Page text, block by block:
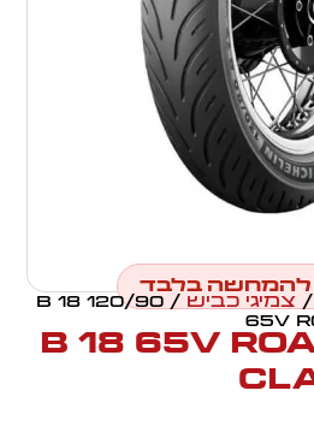
להמחשה בלבד
/ צמיגי כביש
/ 120/90 B 18
65V
120/90 B 18 65V